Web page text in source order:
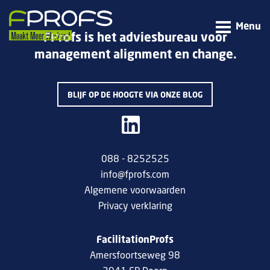
Menu
FProfs is het adviesbureau voor
management alignment en change.
BLIJF OP DE HOOGTE VIA ONZE BLOG
088 - 8252525
info@fprofs.com
Algemene voorwaarden
Privacy verklaring
FacilitationProfs
Amersfoortseweg 98